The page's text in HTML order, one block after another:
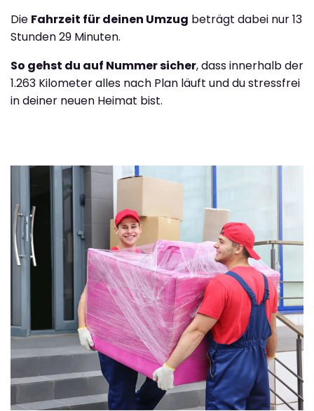
Die Fahrzeit für deinen Umzug beträgt dabei nur 13
Stunden 29 Minuten.
So gehst du auf Nummer sicher, dass innerhalb der
1.263 Kilometer alles nach Plan läuft und du stressfrei
in deiner neuen Heimat bist.